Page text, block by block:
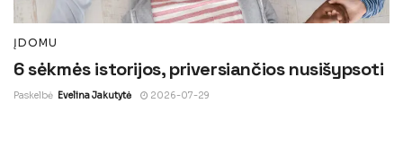
ĮDOMU
6 sėkmės istorijos, priversiančios nusišypsoti
Paskelbė Evelina Jakutytė 2026-07-29